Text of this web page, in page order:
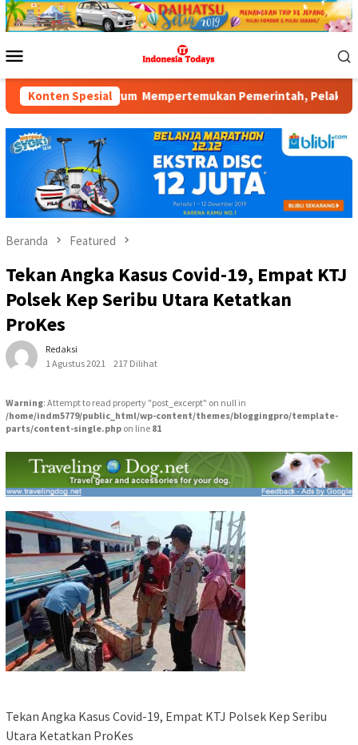
Loncat
ke
Mobile
Konten Spesial
Forum Mempertemukan Pemerintah, Pelaku Industri,
Beranda Featured
Tekan Angka Kasus Covid-19, Empat KTJ
Polsek Kep Seribu Utara Ketatkan
ProKes
Redaksi
1 Agustus 2021
217 Dilihat
Warning: Attempt to read property "post_excerpt" on null in
/home/indm5779/public_html/wp-content/themes/bloggingpro/template-
parts/content-single.php on line 81
Tekan Angka Kasus Covid-19, Empat KTJ Polsek Kep Seribu
Utara Ketatkan ProKes